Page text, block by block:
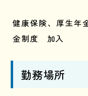
健康保険、厚生年
金制度 加入
勤務場所